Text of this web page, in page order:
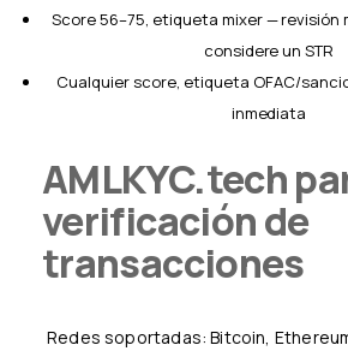
Score 56–75, etiqueta mixer — revisión manual obligatoria,
considere un STR
Cualquier score, etiqueta OFAC/sanciones — escalación
inmediata
AMLKYC.tech para
verificación de
transacciones
Redes soportadas: Bitcoin, Ethereum, USDT TRC-20 y